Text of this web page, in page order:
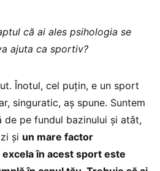
că ai ales psihologia se
ajuta ca sportiv?
Înotul, cel puțin, e un sport
singuratic, aș spune. Suntem
de pe fundul bazinului și atât,
și un mare factor
în acest sport este